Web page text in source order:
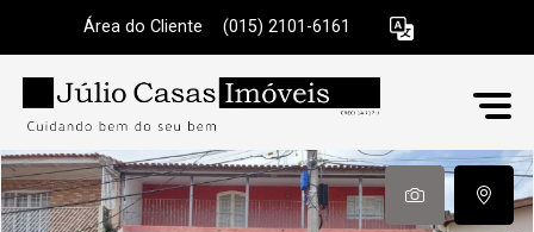
Área do Cliente (015) 2101-6161